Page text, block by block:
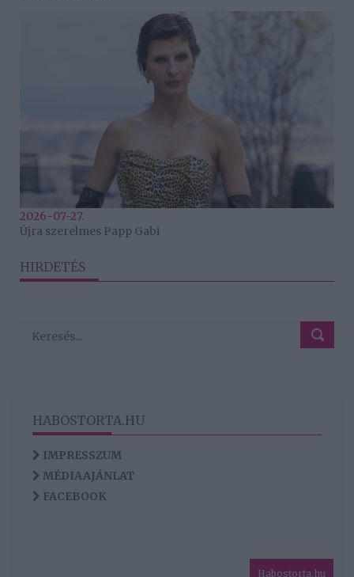
2026-07-27.
Újra szerelmes Papp Gabi
HIRDETÉS
HABOSTORTA.HU
IMPRESSZUM
MÉDIAAJÁNLAT
FACEBOOK
Habostorta.hu